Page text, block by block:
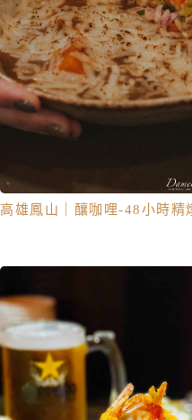
高雄鳳山｜釀咖哩-48小時精